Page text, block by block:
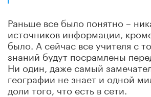
Раньше все было понятно –
источников информации,
было. А сейчас все учителя с
знаний будут посрамлены
Ни один, даже самый
географии не знает и одной
доли того, что есть в сети.